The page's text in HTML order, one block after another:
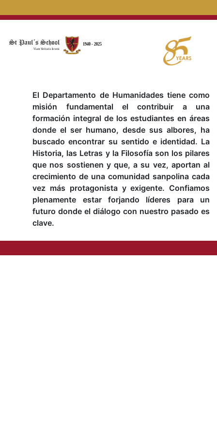
El Departamento de Humanidades tiene como
misión fundamental el contribuir a una
formación integral de los estudiantes en áreas
donde el ser humano, desde sus albores, ha
buscado encontrar su sentido e identidad. La
Historia, las Letras y la Filosofía son los pilares
que nos sostienen y que, a su vez, aportan al
crecimiento de una comunidad sanpolina cada
vez más protagonista y exigente. Confiamos
plenamente estar forjando líderes para un
futuro donde el diálogo con nuestro pasado es
clave.